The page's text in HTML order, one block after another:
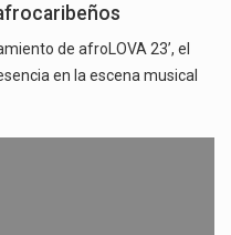
de afroLOVA 23’, el
en la escena musical